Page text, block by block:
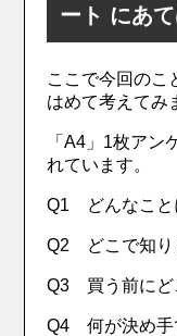
ート にあ
ここで今回のこ
はめて考えてみ
「A4」1枚アン
れています。
Q1 どんなこと
Q2 どこで知り
Q3 買う前にど
Q4 何が決め手